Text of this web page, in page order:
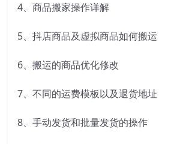
4、商品搬家操作详解
5、抖店商品及虚拟商品如何搬运
6、搬运的商品优化修改
7、不同的运费模板以及退货地址
8、手动发货和批量发货的操作